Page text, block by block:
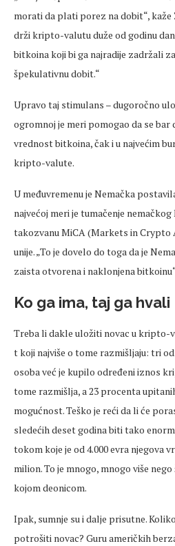
morati da plati porez na dobit“, kaže
drži kripto-valutu duže od godinu
bitkoina koji bi ga najradije zadržali
špekulativnu dobit.“
Upravo taj stimulans – dugoročno
ogromnoj je meri pomogao da se
vrednost bitkoina, čak i u najvećim
kripto-valute.
U međuvremenu je Nemačka
najvećoj meri je tumačenje
takozvanu MiCA (Markets in Crypto
unije. „To je dovelo do toga da je
zaista otvorena i naklonjena
Ko ga ima, taj ga hvali
Treba li dakle uložiti novac u kripto-
t koji najviše o tome razmišljaju: tri
osoba već je kupilo određeni iznos
tome razmišlja, a 23 procenta
mogućnost. Teško je reći da li će
sledećih deset godina biti tako
tokom koje je od 4.000 evra njegova
milion. To je mnogo, mnogo više
kojom deonicom.
Ipak, sumnje su i dalje prisutne.
potrošiti novac? Guru američkih